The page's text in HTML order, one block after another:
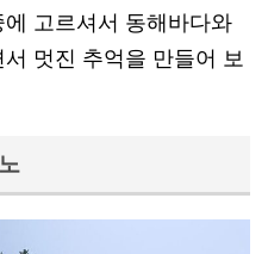
고르셔서 동해바다와
멋진 추억을 만들어 보